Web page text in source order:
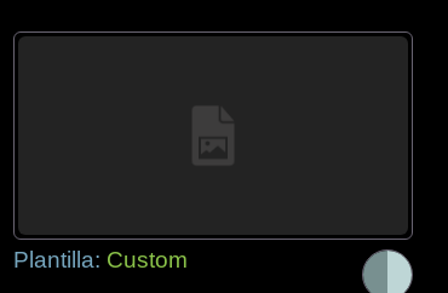
Plantilla: Custom